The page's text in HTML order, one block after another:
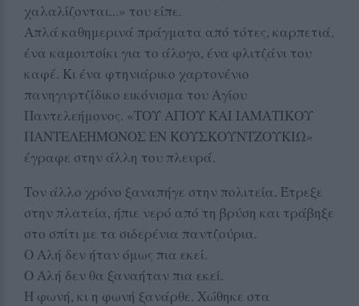
χαλαλίζονται...» του είπε.
Απλά καθημερινά πράγματα από τότες, καρπετιά,
ένα καμουτσίκι για το άλογο, ένα φλιτζάνι του
καφέ. Κι ένα φτηνιάρικο χαρτονένιο
πανηγυρτζίδικο εικόνισμα του Αγίου
Παντελεήμονος. «ΤΟΥ ΑΓΙΟΥ ΚΑΙ ΙΑΜΑΤΙΚΟΥ
ΠΑΝΤΕΛΕΗΜΟΝΟΣ ΕΝ ΚΟΥΣΚΟΥΝΤΖΟΥΚΙΩ»
έγραφε στην άλλη του πλευρά.
Τον άλλο χρόνο ξαναπήγε στην πολιτεία. Έτρεξε
στην πλατεία, ήπιε νερό από τη βρύση και τράβηξε
στο σπίτι με τα σιδερένια παντζούρια.
Ο Αλή δεν ήταν όμως πια εκεί.
Ο Αλή δεν θα ξαναήταν πια εκεί.
Η φωνή, κι η φωνή ξανάρθε. Χώθηκε στα